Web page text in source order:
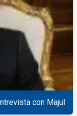
con Majul